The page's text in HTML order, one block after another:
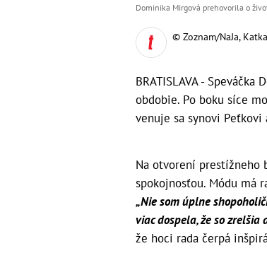
Dominika Mirgová prehovorila o
© Zoznam/NaJa, Katka
BRATISLAVA -
obdobie. Po boku síce
venuje sa synovi
Na otvorení prestížneho
spokojnosťou. Módu má
„Nie som úplne
viac dospela, že so zrelšia
že hoci rada čerpá